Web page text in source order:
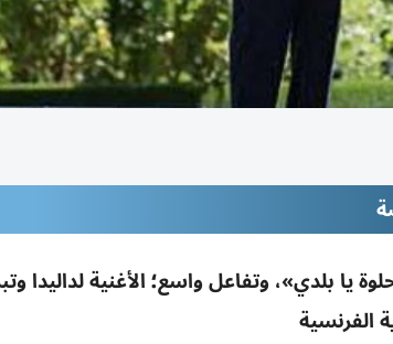
بلدي»، وتفاعل واسع؛ الأغنية لداليدا
الفرنسية